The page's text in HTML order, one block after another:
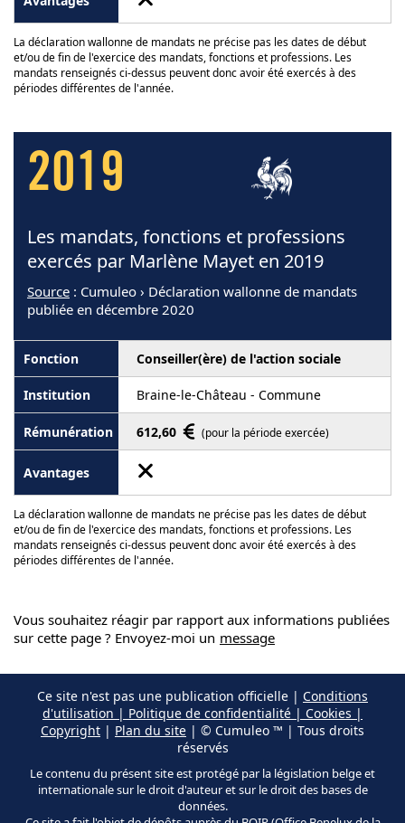
La déclaration wallonne de mandats ne précise pas les dates de début
et/ou de fin de l'exercice des mandats, fonctions et professions. Les
mandats renseignés ci-dessus peuvent donc avoir été exercés à des
périodes différentes de l'année.
2019
Les mandats, fonctions et professions
exercés par Marlène Mayet en 2019
Source : Cumuleo › Déclaration wallonne de mandats
publiée en décembre 2020
Conseiller(ère) de l'action sociale
Braine-le-Château - Commune
612,60 (pour la période exercée)
La déclaration wallonne de mandats ne précise pas les dates de début
et/ou de fin de l'exercice des mandats, fonctions et professions. Les
mandats renseignés ci-dessus peuvent donc avoir été exercés à des
périodes différentes de l'année.
Vous souhaitez réagir par rapport aux informations publiées
sur cette page ? Envoyez-moi un message
Ce site n'est pas une publication officielle | Conditions
d'utilisation | Politique de confidentialité | Cookies |
Copyright | Plan du site | © Cumuleo ™ | Tous droits
réservés
Le contenu du présent site est protégé par la législation belge et
internationale sur le droit d'auteur et sur le droit des bases de
données.